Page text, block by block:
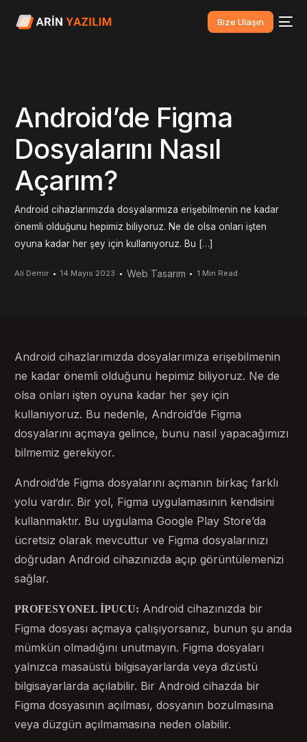
Bize Ulaşın
Android’de Figma
Dosyalarını Nasıl
Açarım?
Android cihazlarımızda dosyalarımıza erişebilmenin ne kadar
önemli olduğunu hepimiz biliyoruz. Ne de olsa onları işten
oyuna kadar her şey için kullanıyoruz. Bu […]
Ali Demir 14 Mayıs 2023 Web Tasarım 1 Min Read
Android cihazlarımızda dosyalarımıza erişebilmenin
ne kadar önemli olduğunu hepimiz biliyoruz. Ne de
olsa onları işten oyuna kadar her şey için
kullanıyoruz. Bu nedenle, Android’de Figma
dosyalarını açmaya gelince, bunu nasıl yapacağımızı
bilmemiz gerekiyor.
Android’de Figma dosyalarını açmanın birkaç farklı
yolu vardır. Bir yol, Figma uygulamasının kendisini
kullanmaktır. Bu uygulama Google Play Store’da
ücretsiz olarak mevcuttur ve Figma dosyalarınızı
doğrudan Android cihazınızda açıp görüntülemenizi
sağlar.
PROFESYONEL İPUCU: Android cihazınızda bir
Figma dosyası açmaya çalışıyorsanız, bunun şu anda
mümkün olmadığını unutmayın. Figma dosyaları
yalnızca masaüstü bilgisayarlarda veya dizüstü
bilgisayarlarda açılabilir. Bir Android cihazda bir
Figma dosyasının açılması, dosyanın bozulmasına
veya düzgün açılmamasına neden olabilir.